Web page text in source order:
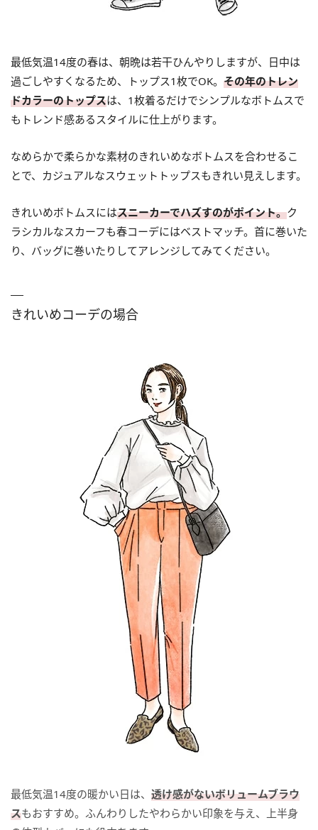
最低気温14度の春は、朝晩は若干ひんやりしますが、日中は
過ごしやすくなるため、トップス1枚でOK。 その年のトレン
ドカラーのトップスは、1枚着るだけでシンプルなボトムスで
もトレンド感あるスタイルに仕上がります。
なめらかで柔らかな素材のきれいめなボトムスを合わせるこ
とで、カジュアルなスウェットトップスもきれい見えします。
きれいめボトムスにはスニーカーでハズすのがポイント。ク
ラシカルなスカーフも春コーデにはベストマッチ。首に巻いた
り、バッグに巻いたりしてアレンジしてみてください。
きれいめコーデの場合
最低気温14度の暖かい日は、 透け感がないボリュームブラウ
スもおすすめ。ふんわりしたやわらかい印象を与え、上半身